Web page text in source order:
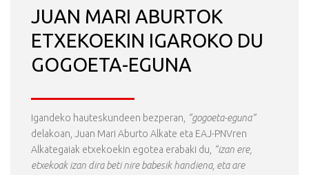
JUAN MARI ABURTOK
ETXEKOEKIN IGAROKO DU
GOGOETA-EGUNA
Igandeko hauteskundeen bezperan,
“gogoeta-eguna”
delakoan, Juan Mari Aburto Alkate eta EAJ-PNVren
Alkategaiak etxekoekin egotea erabaki du,
“izan ere,
etxekoak izan dira beti nire babesik handiena, eta are